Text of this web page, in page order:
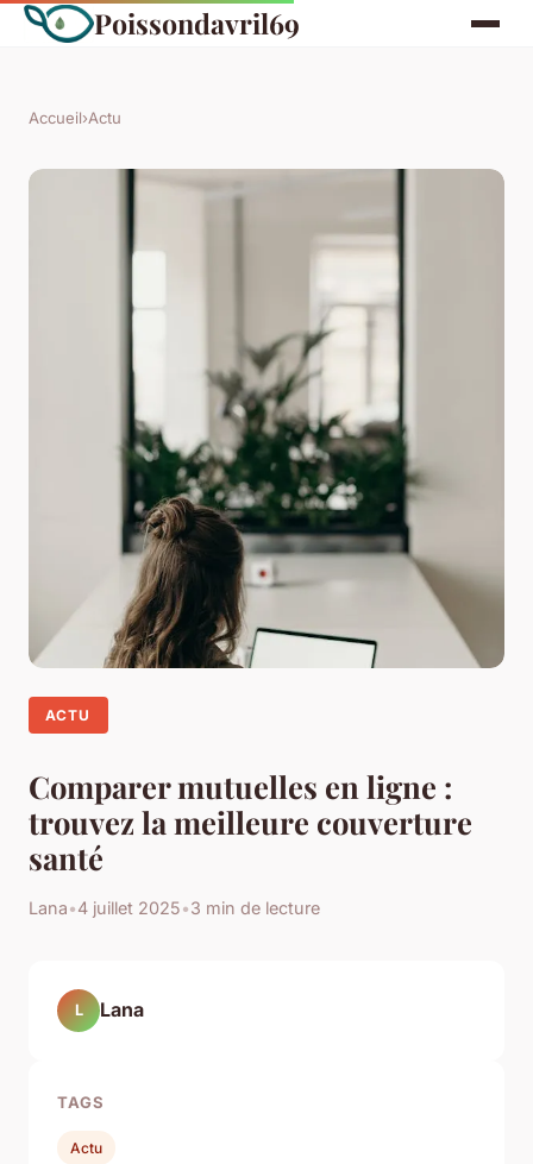
Poissondavril69
Accueil›Actu
ACTU
Comparer mutuelles en ligne :
trouvez la meilleure couverture
santé
Lana•4 juillet 2025•3 min de lecture
L Lana
TAGS
Actu